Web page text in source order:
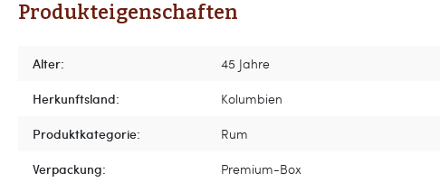
Produkteigenschaften
Alter:
45 Jahre
Herkunftsland:
Kolumbien
Produktkategorie:
Rum
Verpackung:
Premium-Box